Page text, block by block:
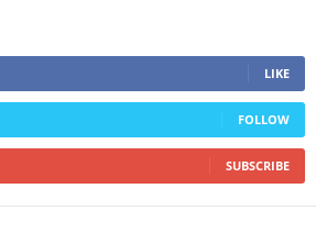
LIKE
FOLLOW
SUBSCRIBE